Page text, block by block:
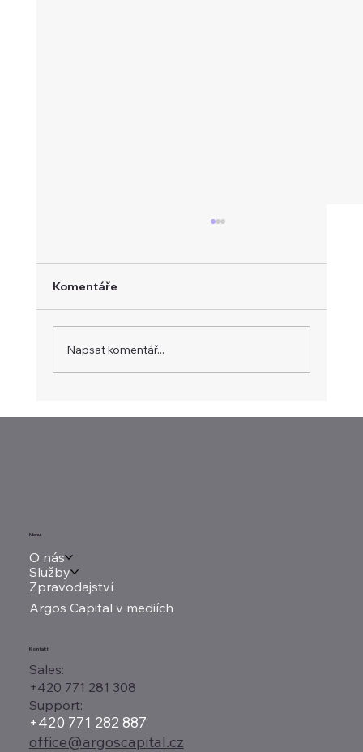
Menu
O nás
Služby
Zpravodajství
Argos Capital v mediích
Kontakt
Sales:
+420 771 281 308
Support:
+420 771 282 887
office@argoscapital.cz
Komentáře
Napsat komentář...